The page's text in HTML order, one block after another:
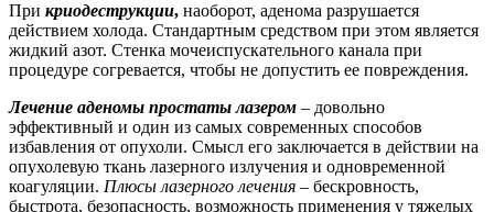
При криодеструкции, наоборот, аденома разрушается
действием холода. Стандартным средством при этом является
жидкий азот. Стенка мочеиспускательного канала при
процедуре согревается, чтобы не допустить ее повреждения.
Лечение аденомы простаты лазером – довольно
эффективный и один из самых современных способов
избавления от опухоли. Смысл его заключается в действии на
опухолевую ткань лазерного излучения и одновременной
коагуляции. Плюсы лазерного лечения – бескровность,
быстрота, безопасность, возможность применения у тяжелых